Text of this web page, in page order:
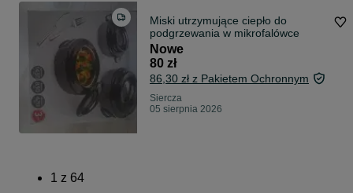
Miski utrzymujące ciepło do
podgrzewania w mikrofalówce
Nowe
80 zł
86,30 zł z Pakietem Ochronnym
Siercza
05 sierpnia 2026
1 z 64